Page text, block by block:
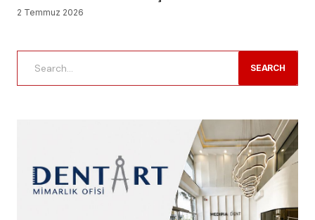
2 Temmuz 2026
SEARCH